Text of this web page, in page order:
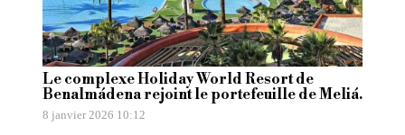
Le complexe Holiday World Resort de
Benalmádena rejoint le portefeuille de Meliá.
8 janvier 2026 10:12